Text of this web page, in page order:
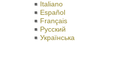
Italiano
Español
Français
Русский
Українська